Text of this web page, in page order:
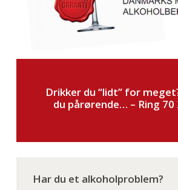
Drikker du “lidt” for
du pårørende… – Ring 70
Har du et alkoholproblem?